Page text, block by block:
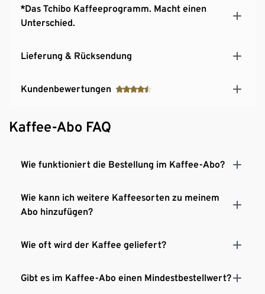
*Das Tchibo Kaffeeprogramm. Macht einen
Unterschied.
Lieferung & Rücksendung
Kundenbewertungen
Kaffee-Abo FAQ
Wie funktioniert die Bestellung im Kaffee-Abo?
Wie kann ich weitere Kaffeesorten zu meinem
Abo hinzufügen?
Wie oft wird der Kaffee geliefert?
Gibt es im Kaffee-Abo einen Mindestbestellwert?